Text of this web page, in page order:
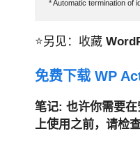
⭐另见：收藏
免费下载 WP
笔记: 也许你需要在
上使用之前，请检